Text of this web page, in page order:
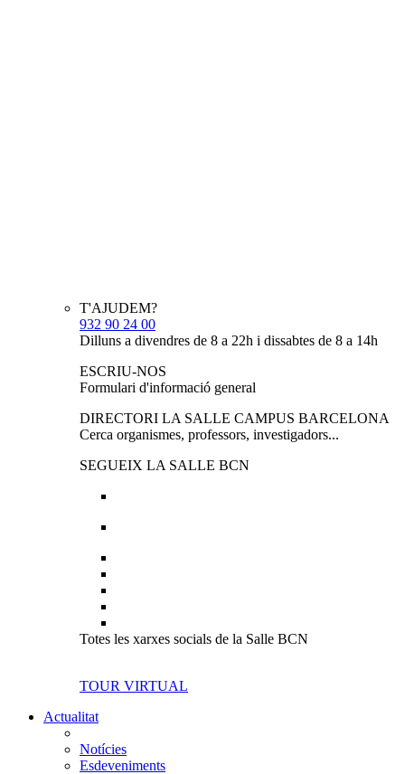
T'AJUDEM?
932 90 24 00
Dilluns a divendres de 8 a 22h i dissabtes de 8 a 14h
ESCRIU-NOS
Formulari d'informació general
DIRECTORI LA SALLE CAMPUS BARCELONA
Cerca organismes, professors, investigadors...
SEGUEIX LA SALLE BCN
Totes les xarxes socials de la Salle BCN
TOUR VIRTUAL
Actualitat
Notícies
Esdeveniments